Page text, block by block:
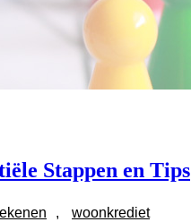
Stappen en Tips
, woonkrediet